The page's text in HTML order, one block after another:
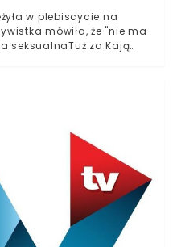
w plebiscycie na
mówiła, że "nie ma
seksualnaTuż za Kają